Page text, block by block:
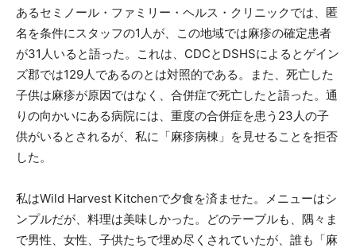
あるセミノール・ファミリー・ヘルス・クリニックでは、匿
名を条件にスタッフの1人が、この地域では麻疹の確定患者
が31人いると語った。これは、CDCとDSHSによるとゲイン
ズ郡では129人であるのとは対照的である。また、死亡した
子供は麻疹が原因ではなく、合併症で死亡したと語った。通
りの向かいにある病院には、重度の合併症を患う23人の子
供がいるとされるが、私に「麻疹病棟」を見せることを拒否
した。
私はWild Harvest Kitchenで夕食を済ませた。メニューはシ
ンプルだが、料理は美味しかった。どのテーブルも、隅々ま
で男性、女性、子供たちで埋め尽くされていたが、誰も「麻